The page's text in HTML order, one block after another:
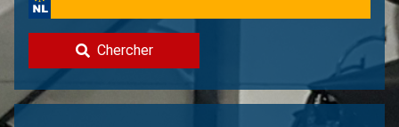
Contacter
Vendre une Volvo?
Non trouvée?
Chercher